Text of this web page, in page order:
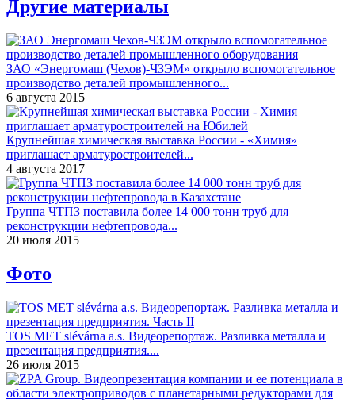
Другие материалы
ЗАО «Энергомаш (Чехов)-ЧЗЭМ» открыло вспомогательное
производство деталей промышленного...
6 августа 2015
Крупнейшая химическая выставка России - «Химия»
приглашает арматуростроителей...
4 августа 2017
Группа ЧТПЗ поставила более 14 000 тонн труб для
реконструкции нефтепровода...
20 июля 2015
Фото
TOS MET slévárna a.s. Видеорепортаж. Разливка металла и
презентация предприятия....
26 июля 2015